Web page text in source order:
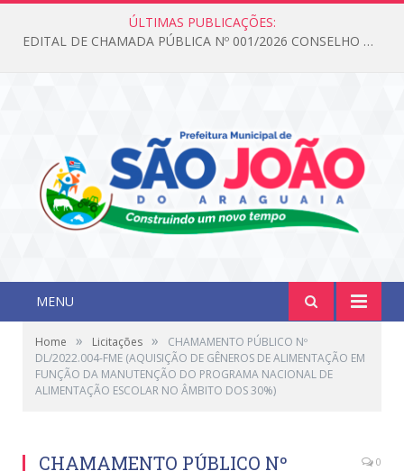
ÚLTIMAS PUBLICAÇÕES:
EDITAL DE CHAMADA PÚBLICA Nº 001/2026 CONSELHO DOS DIREITOS DA CRIANÇA E DO ADOLESCENTE
MENU
Home » Licitações »
CHAMAMENTO PÚBLICO Nº
DL/2022.004-FME (AQUISIÇÃO DE GÊNEROS DE ALIMENTAÇÃO EM
FUNÇÃO DA MANUTENÇÃO DO PROGRAMA NACIONAL DE
ALIMENTAÇÃO ESCOLAR NO ÂMBITO DOS 30%)
CHAMAMENTO PÚBLICO Nº
0